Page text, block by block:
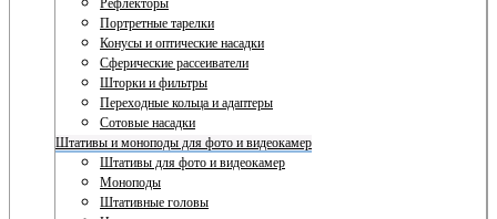
Рефлекторы
Портретные тарелки
Конусы и оптические насадки
Сферические рассеиватели
Шторки и фильтры
Переходные кольца и адаптеры
Сотовые насадки
Штативы и моноподы для фото и видеокамер
Штативы для фото и видеокамер
Моноподы
Штативные головы